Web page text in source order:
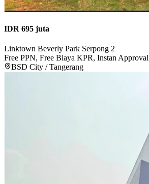
IDR 695 juta
Linktown Beverly Park Serpong 2
Free PPN, Free Biaya KPR, Instan Approval
BSD City / Tangerang